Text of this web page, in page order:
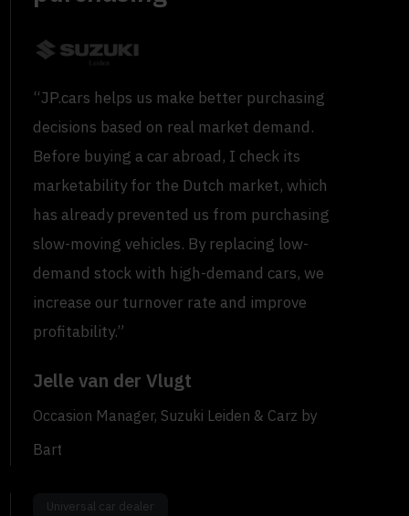
“JP.cars helps us make better purchasing
decisions based on real market demand.
Before buying a car abroad, I check its
marketability for the Dutch market, which
has already prevented us from purchasing
slow-moving vehicles. By replacing low-
demand stock with high-demand cars, we
increase our turnover rate and improve
profitability.”
Jelle van der Vlugt
Occasion Manager, Suzuki Leiden & Carz by
Bart
Universal car dealer